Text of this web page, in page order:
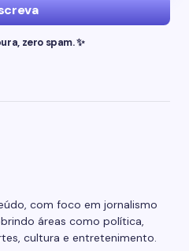
zero spam. ✨
com foco em jornalismo
áreas como política,
cultura e entretenimento.